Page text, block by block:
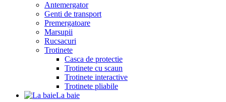
Antemergator
Genti de transport
Premergatoare
Marsupii
Rucsacuri
Trotinete
Casca de protectie
Trotinete cu scaun
Trotinete interactive
Trotinete pliabile
La baie